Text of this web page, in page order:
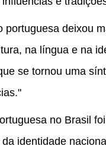
portuguesa deixou
na língua e na
se tornou uma
no Brasil
identidade